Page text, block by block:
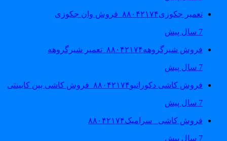
تعمیر جکوزی۸۸۰۴۲۱۷۴_فروش وان جکوزی
فروش شیرگروهه۸۸۰۴۲۱۷۴_تعمیر شیرگروهه
فروش کاشی دکوراتیو۸۸۰۴۲۱۷۴_فروش کاشی بین کابینتی
فروش کاشی _سرامیک۸۸۰۴۲۱۷۴